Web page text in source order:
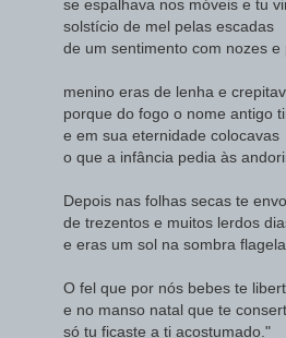
se espalhava nos móveis e tu
solstício de mel pelas escadas
de um sentimento com nozes e
menino eras de lenha e
porque do fogo o nome antigo
e em sua eternidade colocavas
o que a infância pedia às
Depois nas folhas secas te
de trezentos e muitos lerdos
e eras um sol na sombra
O fel que por nós bebes te
e no manso natal que te
só tu ficaste a ti acostumado."